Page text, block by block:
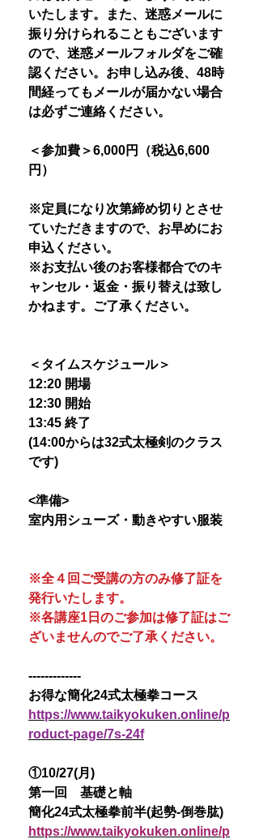
いたします。また、迷惑メールに
振り分けられることもございます
ので、迷惑メールフォルダをご確
認ください。お申し込み後、48時
間経ってもメールが届かない場合
は必ずご連絡ください。
＜参加費＞6,000円（税込6,600
円）
※定員になり次第締め切りとさせ
ていただきますので、お早めにお
申込ください。
※お支払い後のお客様都合でのキ
ャンセル・返金・振り替えは致し
かねます。ご了承ください。
＜タイムスケジュール＞
12:20 開場
12:30 開始
13:45 終了
(14:00からは32式太極剣のクラス
です)
<準備>
室内用シューズ・動きやすい服装
※全４回ご受講の方のみ修了証を
発行いたします。
※各講座1日のご参加は修了証はご
ざいませんのでご了承ください。
-------------
お得な簡化24式太極拳コース
https://www.taikyokuken.online/p
roduct-page/7s-24f
①10/27(月)
第一回 基礎と軸
簡化24式太極拳前半(起勢-倒巻肱)
https://www.taikyokuken.online/p